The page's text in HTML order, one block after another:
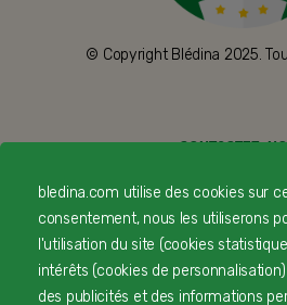
© Copyright Blédina 2025.
CONTACTEZ-
LIVRAISON
PAIEMENT
PROFESSIONNELS
bledina.com utilise des cookies sur
consentement, nous les utiliserons
l'utilisation du site (cookies
intérêts (cookies de
des publicités et des informations